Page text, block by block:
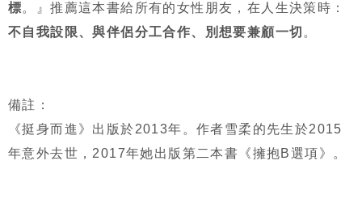
標。』推薦這本書給所有的女性朋友，在人生決策時：
不自我設限、與伴侶分工合作、別想要兼顧一切 。
備註：
《挺身而進》出版於2013年。作者雪柔的先生於2015
年意外去世，2017年她出版第二本書《擁抱B選項》。